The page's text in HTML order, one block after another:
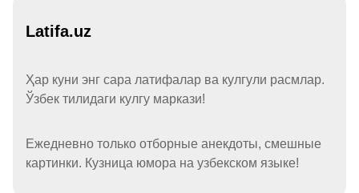
Latifa.uz
Ҳар куни энг сара латифалар ва кулгули расмлар.
Ўзбек тилидаги кулгу маркази!
Ежедневно только отборные анекдоты, смешные
картинки. Кузница юмора на узбекском языке!